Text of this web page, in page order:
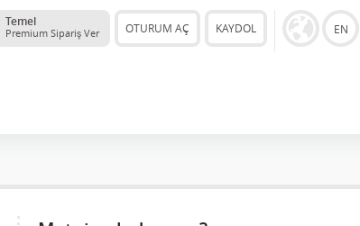
Temel
Premium Sipariş Ver OTURUM AÇ KAYDOL EN